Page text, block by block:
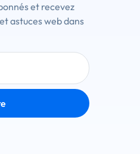
et recevez
astuces web dans